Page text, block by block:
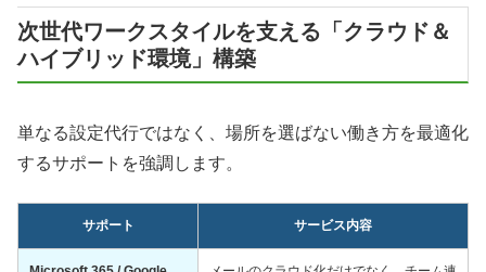
次世代ワークスタイルを支える「クラウド＆
ハイブリッド環境」構築
単なる設定代行ではなく、場所を選ばない働き方を最適化
するサポートを強調します。
サポート サービス内容